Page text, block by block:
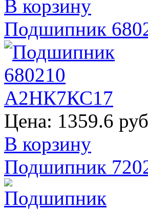
В корзину
Подшипник
Цена: 1359.6
В корзину
Подшипник